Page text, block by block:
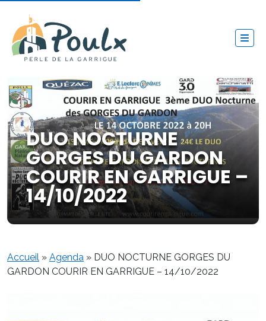
DUO NOCTURNE
GORGES DU GARDON
COURIR EN GARRIGUE –
14/10/2022
Accueil » Agenda » DUO NOCTURNE GORGES DU
GARDON COURIR EN GARRIGUE – 14/10/2022